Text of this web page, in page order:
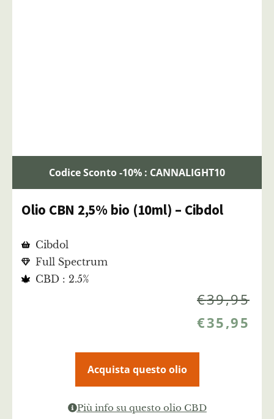
Codice Sconto -10% : CANNALIGHT10
Olio CBN 2,5% bio (10ml) – Cibdol
Cibdol
Full Spectrum
CBD : 2.5%
€39,95
€35,95
Acquista questo olio
Più info su questo olio CBD